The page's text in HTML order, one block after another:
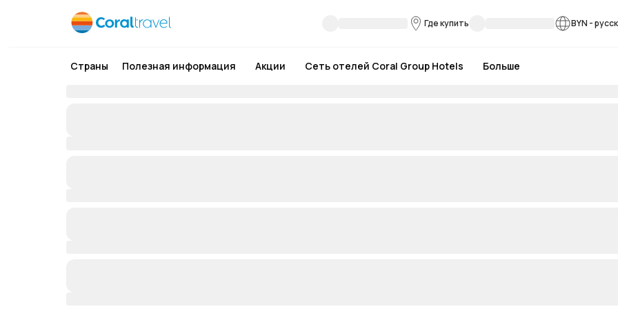
Где купить BYN -
Страны Полезная информация Акции Сеть отелей Coral Group Hotels Больше